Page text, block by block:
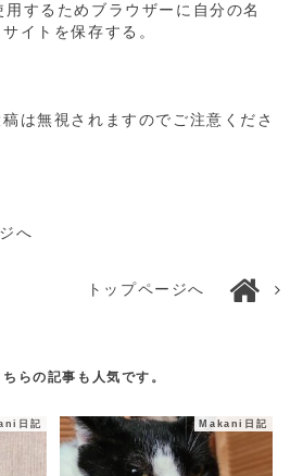
するためブラウザーに自分の名
イトを保存する。
は無視されますのでご注意くださ
へ
トップページへ
ちらの記事も人気です。
日記 Makani日記